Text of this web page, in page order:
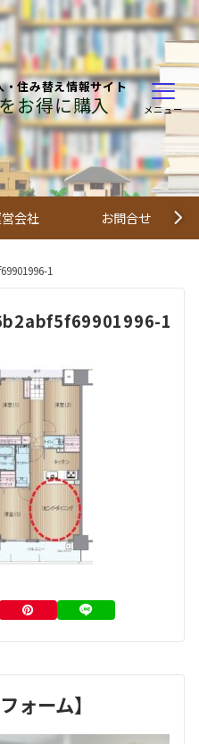
・住み替え情報サイト
お得に購入 メニュー
会社 お問合せ
1
1
ォーム】